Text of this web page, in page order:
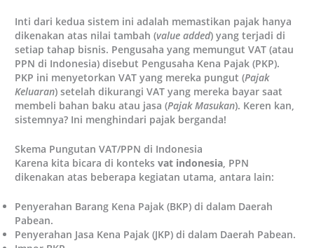
Inti dari kedua sistem ini adalah memastikan pajak hanya
dikenakan atas nilai tambah (value added) yang terjadi di
setiap tahap bisnis. Pengusaha yang memungut VAT (atau
PPN di Indonesia) disebut Pengusaha Kena Pajak (PKP).
PKP ini menyetorkan VAT yang mereka pungut (Pajak
Keluaran) setelah dikurangi VAT yang mereka bayar saat
membeli bahan baku atau jasa (Pajak Masukan). Keren kan,
sistemnya? Ini menghindari pajak berganda!
Skema Pungutan VAT/PPN di Indonesia
Karena kita bicara di konteksvat indonesia, PPN
dikenakan atas beberapa kegiatan utama, antara lain:
Penyerahan Barang Kena Pajak (BKP) di dalam Daerah
Pabean.
Penyerahan Jasa Kena Pajak (JKP) di dalam Daerah Pabean.